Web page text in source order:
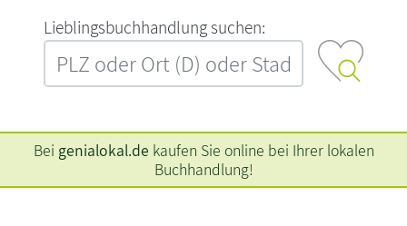
L‍i‍e‍b‍l‍i‍n‍g‍s‍b‍u‍c‍h‍h‍a‍n‍d‍l‍u‍n‍g‍ ‍s‍u‍c‍h‍e‍n‍:‍
Bei genialokal.de kaufen Sie online bei Ihrer lokalen
Buchhandlung!